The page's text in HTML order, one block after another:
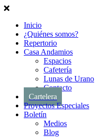
Inicio
¿Quiénes somos?
Repertorio
Casa Andamios
Espacios
Cafetería
Lunas de Urano
Contacto
Cartelera
Proyectos Especiales
Boletín
Medios
Blog